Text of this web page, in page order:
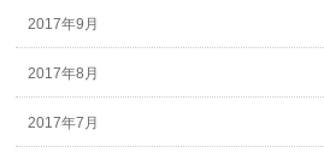
2017年9月
2017年8月
2017年7月